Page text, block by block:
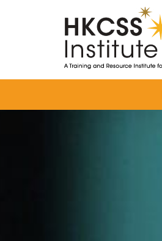
Institute